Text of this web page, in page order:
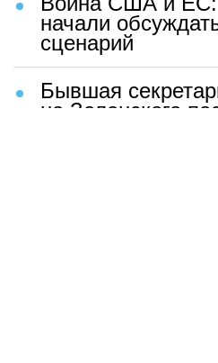
начали
сценарий
Бывшая
на Зеленского